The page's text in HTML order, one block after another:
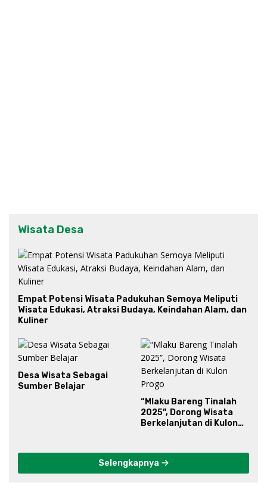
Wisata Desa
Empat Potensi Wisata Padukuhan Semoya Meliputi
Wisata Edukasi, Atraksi Budaya, Keindahan Alam, dan
Kuliner
Desa Wisata Sebagai
Sumber Belajar
“Mlaku Bareng Tinalah
2025”, Dorong Wisata
Berkelanjutan di Kulon
Selengkapnya